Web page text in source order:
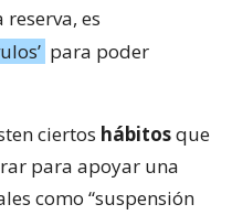
es
para poder
ciertos hábitosque
para apoyar una
como “suspensión